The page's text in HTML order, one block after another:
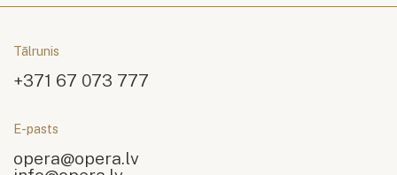
Tālrunis
+371 67 073 777
E-pasts
opera@opera.lv